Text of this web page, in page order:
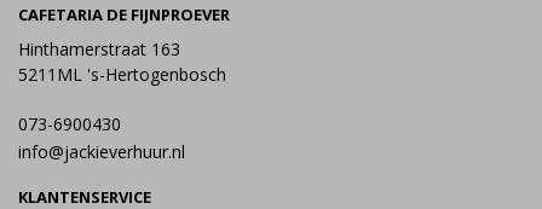
CAFETARIA DE FIJNPROEVER
Hinthamerstraat 163
5211ML 's-Hertogenbosch
073-6900430
info@jackieverhuur.nl
KLANTENSERVICE